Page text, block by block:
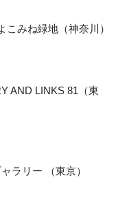
こみね緑地（神奈川）
AND LINKS 81（東
ラリー （東京）